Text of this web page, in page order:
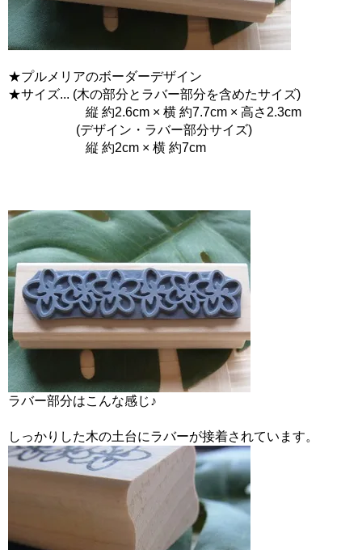
★プルメリアのボーダーデザイン
★サイズ... (木の部分とラバー部分を含めたサイズ)
縦 約2.6cm × 横 約7.7cm × 高さ2.3cm
(デザイン・ラバー部分サイズ)
縦 約2cm × 横 約7cm
ラバー部分はこんな感じ♪
しっかりした木の土台にラバーが接着されています。